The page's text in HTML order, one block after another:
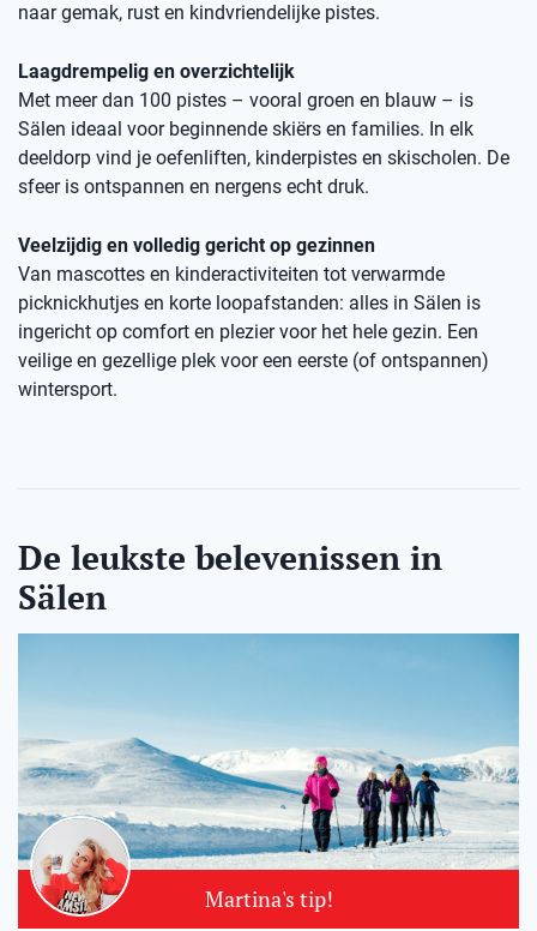
naar gemak, rust en kindvriendelijke pistes.
Laagdrempelig en overzichtelijk
Met meer dan 100 pistes – vooral groen en blauw – is
Sälen ideaal voor beginnende skiërs en families. In elk
deeldorp vind je oefenliften, kinderpistes en skischolen. De
sfeer is ontspannen en nergens echt druk.
Veelzijdig en volledig gericht op gezinnen
Van mascottes en kinderactiviteiten tot verwarmde
picknickhutjes en korte loopafstanden: alles in Sälen is
ingericht op comfort en plezier voor het hele gezin. Een
veilige en gezellige plek voor een eerste (of ontspannen)
wintersport.
De leukste belevenissen in
Sälen
Martina's tip!